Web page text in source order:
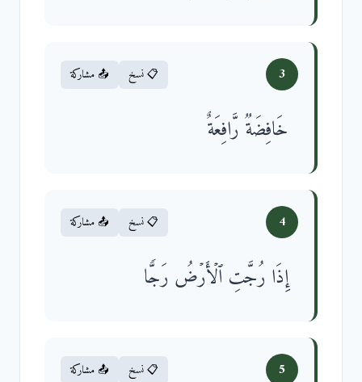
3 📋 نسخ 📤 مشاركة
خَافِضَةࣱ رَّافِعَةٌ
4 📋 نسخ 📤 مشاركة
إِذَا رُجَّتِ ٱلۡأَرۡضُ رَجࣰّا
5 📋 نسخ 📤 مشاركة